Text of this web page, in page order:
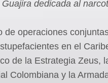
dedicada al
de operaciones
en el
de la Estrategia Zeus,
Colombiana y la